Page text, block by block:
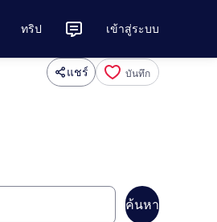
ทริป เข้าสู่ระบบ
แชร์ บันทึก
ค้นหา